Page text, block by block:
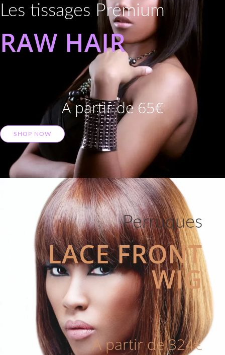
Les tissages Premium
RAW HAIR
A partir de 65€
SHOP NOW
Perruques
LACE FRONT
WIG
A partir de 324€